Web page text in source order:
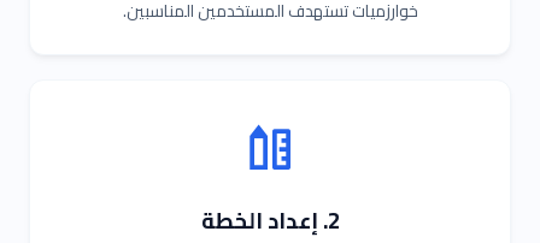
خوارزميات تستهدف المستخدمين المناسبين.
2. إعداد الخطة